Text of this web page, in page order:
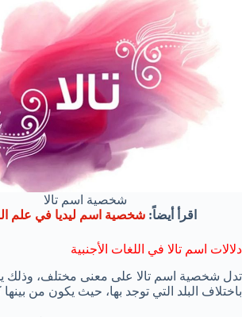
شخصية اسم تالا
اقرأ أيضاً:شخصية اسم ليديا في علم
دلالات اسم تالا في اللغات الأجنبية
تدل شخصية اسم تالا على معنى مختلف، وذلك
باختلاف البلد التي توجد بها، حيث يكون من